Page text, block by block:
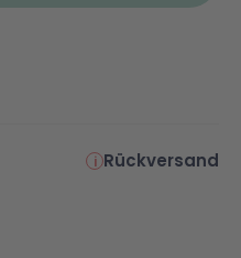
Rückversand